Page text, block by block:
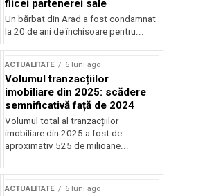
fiicei partenerei sale
Un bărbat din Arad a fost condamnat
la 20 de ani de închisoare pentru...
ACTUALITATE 6 luni ago
Volumul tranzacțiilor
imobiliare din 2025: scădere
semnificativă față de 2024
Volumul total al tranzacțiilor
imobiliare din 2025 a fost de
aproximativ 525 de milioane...
ACTUALITATE 6 luni ago